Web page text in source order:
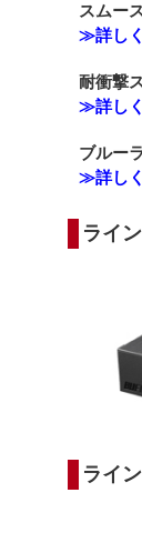
スムー
≫詳し
耐衝撃
≫詳し
ブルー
≫詳し
ライ
ライ